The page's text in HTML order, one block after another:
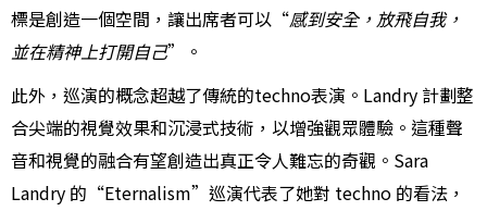
標是創造一個空間，讓出席者可以“感到安全，放飛自我，
並在精神上打開自己”。
此外，巡演的概念超越了傳統的techno表演。Landry 計劃整
合尖端的視覺效果和沉浸式技術，以增強觀眾體驗。這種聲
音和視覺的融合有望創造出真正令人難忘的奇觀。Sara
Landry 的“Eternalism”巡演代表了她對 techno 的看法，